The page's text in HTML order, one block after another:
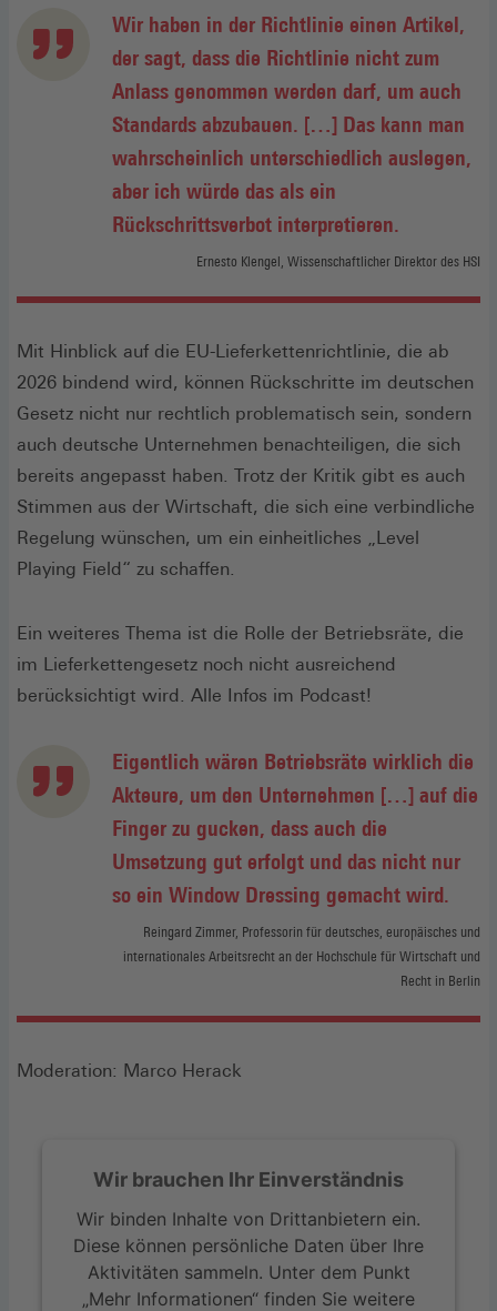
Wir haben in der Richtlinie einen Artikel,
der sagt, dass die Richtlinie nicht zum
Anlass genommen werden darf, um auch
Standards abzubauen. […] Das kann man
wahrscheinlich unterschiedlich auslegen,
aber ich würde das als ein
Rückschrittsverbot interpretieren.
Ernesto Klengel, Wissenschaftlicher Direktor des HSI
Mit Hinblick auf die EU-Lieferkettenrichtlinie, die ab
2026 bindend wird, können Rückschritte im deutschen
Gesetz nicht nur rechtlich problematisch sein, sondern
auch deutsche Unternehmen benachteiligen, die sich
bereits angepasst haben. Trotz der Kritik gibt es auch
Stimmen aus der Wirtschaft, die sich eine verbindliche
Regelung wünschen, um ein einheitliches „Level
Playing Field“ zu schaffen.
Ein weiteres Thema ist die Rolle der Betriebsräte, die
im Lieferkettengesetz noch nicht ausreichend
berücksichtigt wird. Alle Infos im Podcast!
Eigentlich wären Betriebsräte wirklich die
Akteure, um den Unternehmen […] auf die
Finger zu gucken, dass auch die
Umsetzung gut erfolgt und das nicht nur
so ein Window Dressing gemacht wird.
Reingard Zimmer, Professorin für deutsches, europäisches und
internationales Arbeitsrecht an der Hochschule für Wirtschaft und
Recht in Berlin
Moderation: Marco Herack
Wir brauchen Ihr Einverständnis
Wir binden Inhalte von Drittanbietern ein.
Diese können persönliche Daten über Ihre
Aktivitäten sammeln. Unter dem Punkt
„Mehr Informationen“ finden Sie weitere